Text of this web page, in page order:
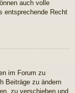
auch volle
entsprechende Recht
im Forum zu
Beiträge zu ändern
zu verschieben und